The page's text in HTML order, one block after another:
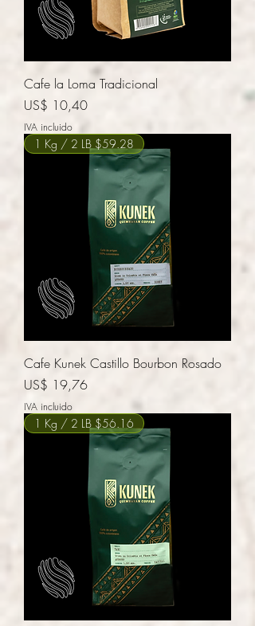
Cafe la Loma Tradicional
Precio
US$ 10,40
IVA incluido
1 Kg / 2 LB $59.28
Cafe Kunek Castillo Bourbon Rosado
Precio
US$ 19,76
IVA incluido
1 Kg / 2 LB $56.16